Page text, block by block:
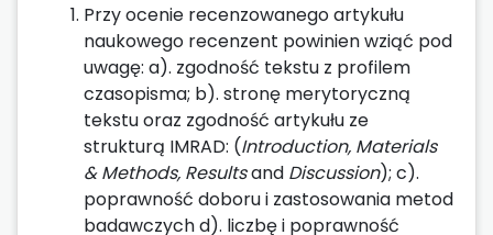
Przy ocenie recenzowanego artykułu
naukowego recenzent powinien wziąć pod
uwagę: a). zgodność tekstu z profilem
czasopisma; b). stronę merytoryczną
tekstu oraz zgodność artykułu ze
strukturą IMRAD: (Introduction, Materials
& Methods, Resultsand Discussion); c).
poprawność doboru i zastosowania metod
badawczych d). liczbę i poprawność